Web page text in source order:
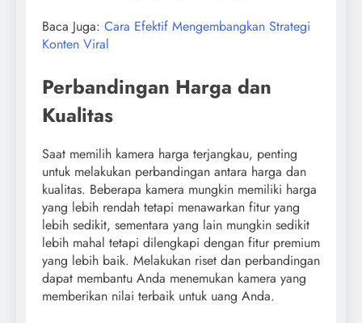
Baca Juga: Cara Efektif Mengembangkan Strategi
Konten Viral
Perbandingan Harga dan
Kualitas
Saat memilih kamera harga terjangkau, penting
untuk melakukan perbandingan antara harga dan
kualitas. Beberapa kamera mungkin memiliki harga
yang lebih rendah tetapi menawarkan fitur yang
lebih sedikit, sementara yang lain mungkin sedikit
lebih mahal tetapi dilengkapi dengan fitur premium
yang lebih baik. Melakukan riset dan perbandingan
dapat membantu Anda menemukan kamera yang
memberikan nilai terbaik untuk uang Anda.